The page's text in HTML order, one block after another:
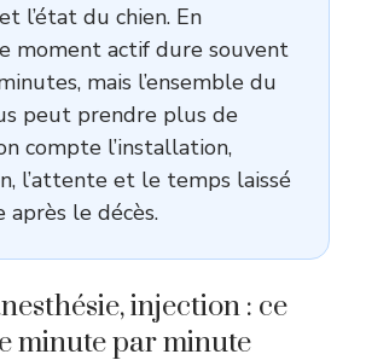
l’état du chien. En
moment actif dure souvent
mais l’ensemble du
peut prendre plus de
compte l’installation,
l’attente et le temps laissé
après le décès.
injection : ce
minute par minute